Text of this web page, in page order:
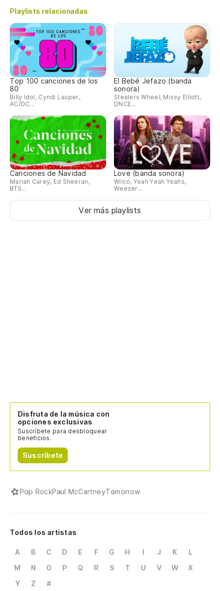
Playlists relacionadas
Top 100 canciones de los
80
Billy Idol, Cyndi Lauper,
AC/DC...
El Bebé Jefazo (banda
sonora)
Stealers Wheel, Missy Elliott,
DNCE...
Canciones de Navidad
Mariah Carey, Ed Sheeran,
BTS...
Love (banda sonora)
Wilco, Yeah Yeah Yeahs,
Weezer...
Ver más playlists
Disfruta de la música con
opciones exclusivas
Suscríbete para desbloquear
beneficios.
Suscríbete
Pop RockPaul McCartneyTomorrow
Todos los artistas
A B C D E F G H I J K
L
M
N O P Q R S T U V W
X
Y
Z #